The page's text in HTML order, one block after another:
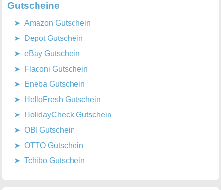
Gutscheine
Amazon Gutschein
Depot Gutschein
eBay Gutschein
Flaconi Gutschein
Eneba Gutschein
HelloFresh Gutschein
HolidayCheck Gutschein
OBI Gutschein
OTTO Gutschein
Tchibo Gutschein